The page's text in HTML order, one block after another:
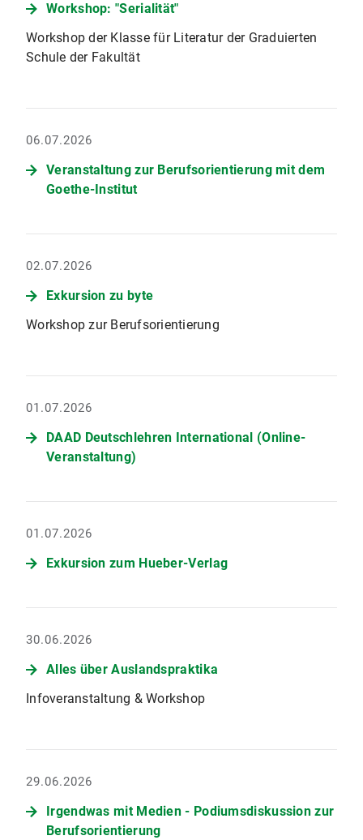
Workshop: "Serialität"
Workshop der Klasse für Literatur der Graduierten
Schule der Fakultät
06.07.2026
Veranstaltung zur Berufsorientierung mit dem
Goethe-Institut
02.07.2026
Exkursion zu byte
Workshop zur Berufsorientierung
01.07.2026
DAAD Deutschlehren International (Online-
Veranstaltung)
01.07.2026
Exkursion zum Hueber-Verlag
30.06.2026
Alles über Auslandspraktika
Infoveranstaltung & Workshop
29.06.2026
Irgendwas mit Medien - Podiumsdiskussion zur
Berufsorientierung